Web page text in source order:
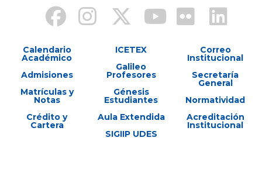
Calendario
Académico
Admisiones
Matrículas y
Notas
Crédito y
Cartera
ICETEX
Galileo
Profesores
Génesis
Estudiantes
Aula Extendida
SIGIIP UDES
Correo
Institucional
Secretaría
General
Normatividad
Acreditación
Institucional